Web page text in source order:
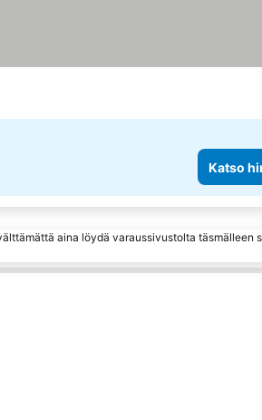
Katso
aina löydä varaussivustolta täsmälleen